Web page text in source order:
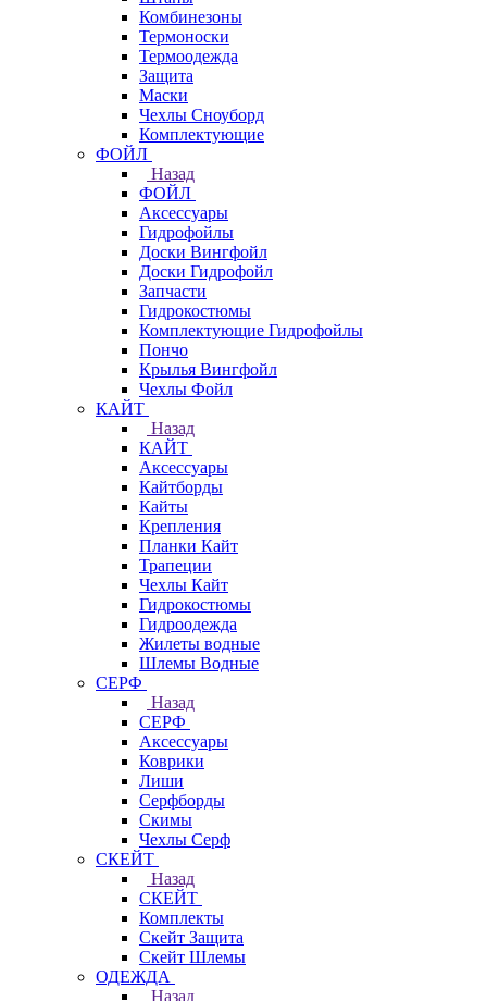
Комбинезоны
Термоноски
Термоодежда
Защита
Маски
Чехлы Сноуборд
Комплектующие
ФОЙЛ
Назад
ФОЙЛ
Аксессуары
Гидрофойлы
Доски Вингфойл
Доски Гидрофойл
Запчасти
Гидрокостюмы
Комплектующие Гидрофойлы
Пончо
Крылья Вингфойл
Чехлы Фойл
КАЙТ
Назад
КАЙТ
Аксессуары
Кайтборды
Кайты
Крепления
Планки Кайт
Трапеции
Чехлы Кайт
Гидрокостюмы
Гидроодежда
Жилеты водные
Шлемы Водные
СЕРФ
Назад
СЕРФ
Аксессуары
Коврики
Лиши
Серфборды
Скимы
Чехлы Cерф
СКЕЙТ
Назад
СКЕЙТ
Комплекты
Скейт Защита
Скейт Шлемы
ОДЕЖДА
Назад